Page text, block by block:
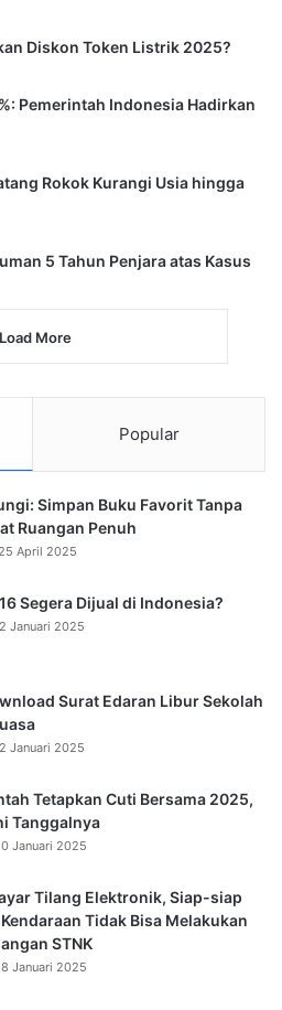
Diskon Token Listrik 2025?
Pemerintah Indonesia Hadirkan
Rokok Kurangi Usia hingga
5 Tahun Penjara atas Kasus
Load More
Popular
Simpan Buku Favorit Tanpa
Ruangan Penuh
April 2025
Segera Dijual di Indonesia?
Januari 2025
Surat Edaran Libur Sekolah
Januari 2025
Tetapkan Cuti Bersama 2025,
Tanggalnya
Januari 2025
Tilang Elektronik, Siap-siap
Tidak Bisa Melakukan
STNK
Januari 2025